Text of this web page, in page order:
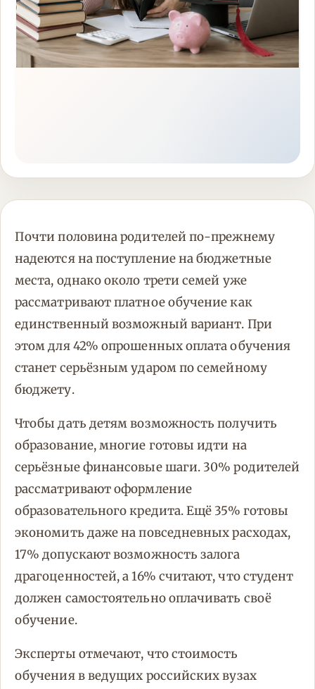
Почти половина родителей по-прежнему
надеются на поступление на бюджетные
места, однако около трети семей уже
рассматривают платное обучение как
единственный возможный вариант. При
этом для 42% опрошенных оплата обучения
станет серьёзным ударом по семейному
бюджету.
Чтобы дать детям возможность получить
образование, многие готовы идти на
серьёзные финансовые шаги. 30% родителей
рассматривают оформление
образовательного кредита. Ещё 35% готовы
экономить даже на повседневных расходах,
17% допускают возможность залога
драгоценностей, а 16% считают, что студент
должен самостоятельно оплачивать своё
обучение.
Эксперты отмечают, что стоимость
обучения в ведущих российских вузах